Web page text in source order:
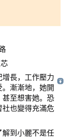
長，工作壓力
漸漸地，她開
至想害她。恐
也變得充滿危
到小麗不是任